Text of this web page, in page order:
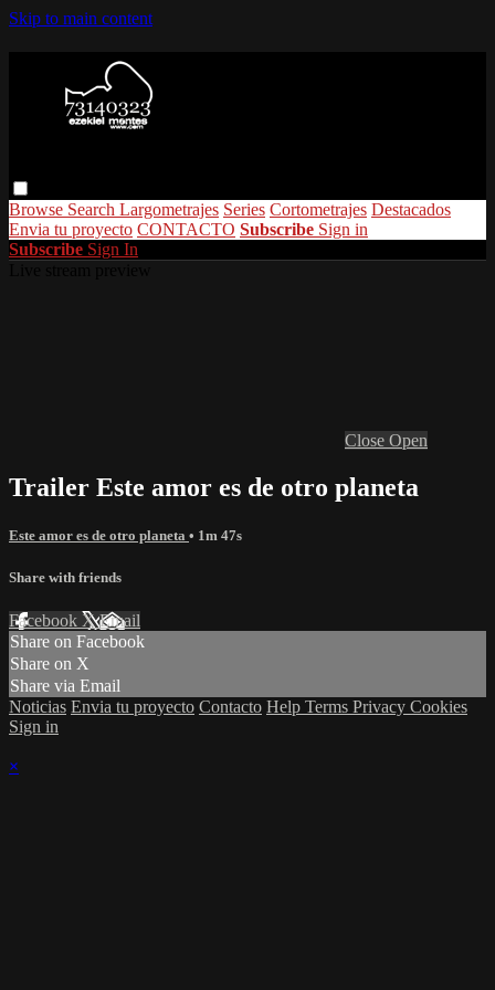
Skip to main content
Browse Search Largometrajes Series Cortometrajes Destacados
Envia tu proyecto CONTACTO Subscribe Sign in
Subscribe Sign In
Close Open
Trailer Este amor es de otro planeta
Este amor es de otro planeta • 1m 47s
Share with friends
Facebook XEmail
Share on Facebook
Share on X
Share via Email
Noticias Envia tu proyecto Contacto Help Terms Privacy Cookies
Sign in
×